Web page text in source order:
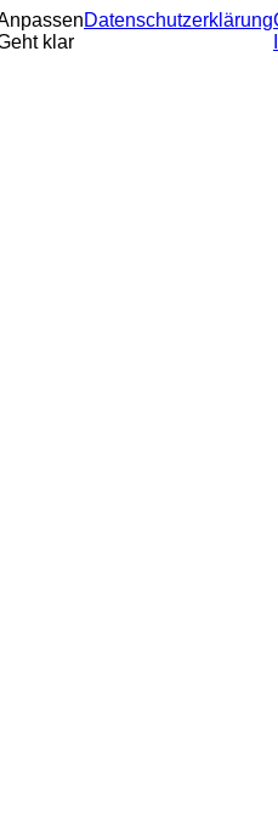
klar
Datenschutzerklärung